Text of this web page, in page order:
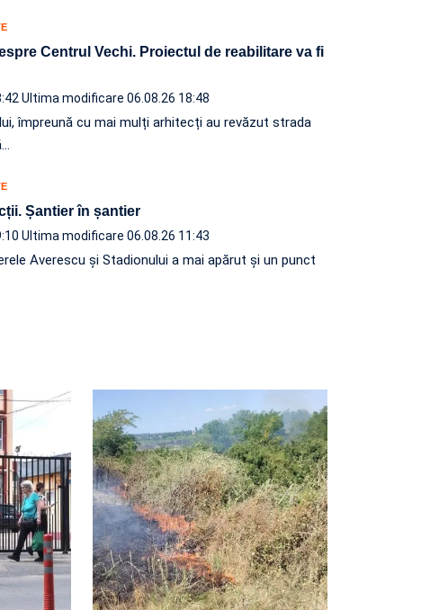
Centrul Vechi. Proiectul de reabilitare va fi
Ultima modificare 06.08.26 18:48
împreună cu mai mulți arhitecți au revăzut strada
Șantier în șantier
Ultima modificare 06.08.26 11:43
Averescu și Stadionului a mai apărut și un punct